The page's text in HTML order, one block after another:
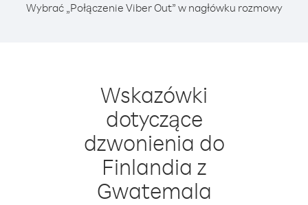
Wybrać „Połączenie Viber Out” w nagłówku rozmowy
Wskazówki
dotyczące
dzwonienia do
Finlandia z
Gwatemala